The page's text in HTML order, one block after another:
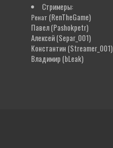
Стримеры:
Ренат (RenTheGame)
Павел(Pashokpetr)
Алексей(Separ_001)
Константин (Streamer_001)
Владимир (bLeak)